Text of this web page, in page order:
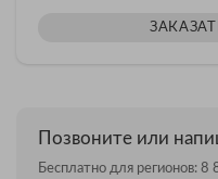
Позвоните или
Бесплатно для регионов: 8